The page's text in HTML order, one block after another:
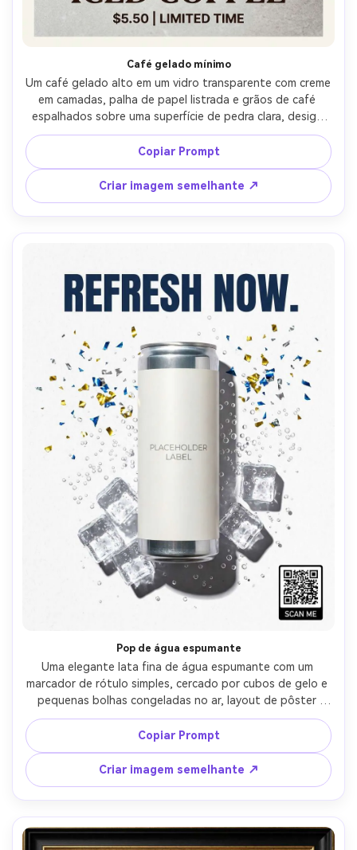
Café gelado mínimo
Um café gelado alto em um vidro transparente com creme
em camadas, palha de papel listrada e grãos de café
espalhados sobre uma superfície de pedra clara, design
publicitário de pôster com instruções de tipografia serif
modernas (manchete, linha de preço, distintivo de
chamada), margens arejadas para impressão,
estroboscópio de estúdio suave através da difusão,
Canon EOS R5, lente de 50 mm, ângulo de cima para
frente, classificação de cores quentes e temperamental,
reflexos realistas e sombras naturais, condensação ultra-
Copiar Prompt
Criar imagem semelhante ↗
Pop de água espumante
Uma elegante lata fina de água espumante com um
marcador de rótulo simples, cercado por cubos de gelo e
pequenas bolhas congeladas no ar, layout de pôster
gráfico com sotaques brincalhões de confeti, bloco de
manchete sem negrito, marcador de código QR no canto
inferior, iluminação de estúdio de alta chave com luz de
borda, Nikon Z8, 70mm, produto herói centrado, fundo
branco limpo com textura de papel sutil, brilho de metal
fotorealista, sombras nítidas, clareza de impressão-
pôster, alta resolução-AR 4:5
Copiar Prompt
Criar imagem semelhante ↗